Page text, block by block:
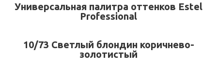
Универсальная палитра оттенков Estel
Professional
10/73 Светлый блондин коричнево-
золотистый